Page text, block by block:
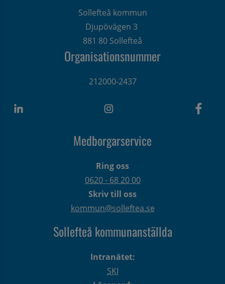
Sollefteå kommun
Djupövägen 3
881 80 Sollefteå
Organisationsnummer
212000-2437
Medborgarservice
Ring oss
0620 - 68 20 00
Skriv till oss
kommun@solleftea.se
Sollefteå kommunanställda
Intranätet:
SKI